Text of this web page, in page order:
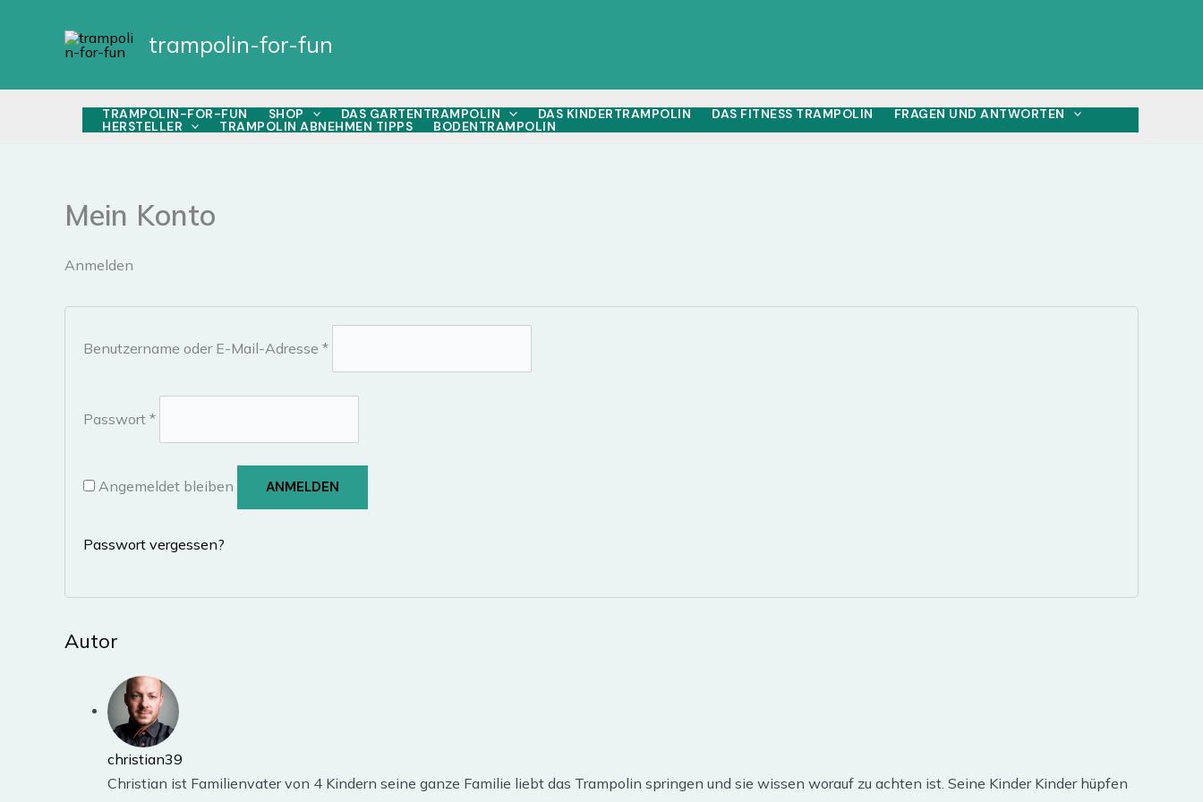
trampolin-for-fun
TRAMPOLIN-FOR-FUN SHOP DAS GARTENTRAMPOLIN DAS KINDERTRAMPOLIN DAS FITNESS TRAMPOLIN FRAGEN UND ANTWORTEN
HERSTELLER TRAMPOLIN ABNEHMEN TIPPS BODENTRAMPOLIN
Mein Konto
Anmelden
Benutzername oder E-Mail-Adresse *
Passwort *
Angemeldet bleiben ANMELDEN
Passwort vergessen?
Autor
christian39
Christian ist Familienvater von 4 Kindern seine ganze Familie liebt das Trampolin springen und sie wissen worauf zu achten ist. Seine Kinder Kinder hüpfen